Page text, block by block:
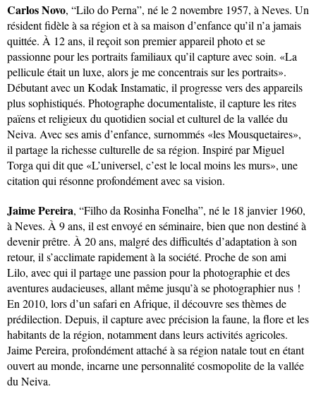
Carlos Novo, “Lilo do Perna”, né le 2 novembre 1957, à Neves. Un
résident fidèle à sa région et à sa maison d’enfance qu’il n’a jamais
quittée. À 12 ans, il reçoit son premier appareil photo et se
passionne pour les portraits familiaux qu’il capture avec soin. «La
pellicule était un luxe, alors je me concentrais sur les portraits».
Débutant avec un Kodak Instamatic, il progresse vers des appareils
plus sophistiqués. Photographe documentaliste, il capture les rites
païens et religieux du quotidien social et culturel de la vallée du
Neiva. Avec ses amis d’enfance, surnommés «les Mousquetaires»,
il partage la richesse culturelle de sa région. Inspiré par Miguel
Torga qui dit que «L’universel, c’est le local moins les murs», une
citation qui résonne profondément avec sa vision.
Jaime Pereira, “Filho da Rosinha Fonelha”, né le 18 janvier 1960,
à Neves. À 9 ans, il est envoyé en séminaire, bien que non destiné à
devenir prêtre. À 20 ans, malgré des difficultés d’adaptation à son
retour, il s’acclimate rapidement à la société. Proche de son ami
Lilo, avec qui il partage une passion pour la photographie et des
aventures audacieuses, allant même jusqu’à se photographier nus !
En 2010, lors d’un safari en Afrique, il découvre ses thèmes de
prédilection. Depuis, il capture avec précision la faune, la flore et les
habitants de la région, notamment dans leurs activités agricoles.
Jaime Pereira, profondément attaché à sa région natale tout en étant
ouvert au monde, incarne une personnalité cosmopolite de la vallée
du Neiva.